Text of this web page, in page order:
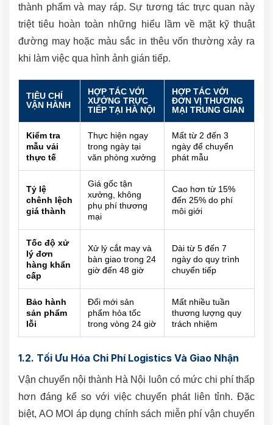
thành phẩm và may ráp. Sự tương tác trực quan này
triệt tiêu hoàn toàn những hiểu lầm về mặt kỹ thuật
đường may hoặc màu sắc in thêu vốn thường xảy ra
khi làm việc qua hình ảnh gián tiếp.
TIÊU CHÍ
VẬN HÀNH
HỢP TÁC VỚI
XƯỞNG TRỰC
TIẾP TẠI HÀ NỘI
HỢP TÁC VỚI
ĐƠN VỊ THƯƠNG
MẠI TRUNG GIAN
Kiểm tra
mẫu vải
thực tế
Thực hiện ngay
trong ngày tại
văn phòng xưởng
Mất từ 2 đến 3
ngày để chuyển
phát mẫu
Tỷ lệ
chênh lệch
giá thành
Giá gốc tận
xưởng, không
phụ phí thương
mại
Cao hơn từ 15%
đến 25% do phí
môi giới
Tốc độ xử
lý đơn
hàng khẩn
cấp
Xử lý cắt may và
bàn giao trong 24
giờ đến 48 giờ
Dài từ 5 đến 7
ngày do quy trình
chuyển tiếp
Bảo hành
sản phẩm
lỗi
Đổi mới sản
phẩm hỏa tốc
trong vòng 24 giờ
Mất nhiều tuần
thương lượng quy
trách nhiệm
1.2. Tối Ưu Hóa Chi Phí Logistics Và Giao Nhận
Vận chuyển nội thành Hà Nội luôn có mức chi phí thấp
hơn đáng kể so với việc chuyển phát liên tỉnh. Đặc
biệt, AO MOI áp dụng chính sách miễn phí vận chuyển